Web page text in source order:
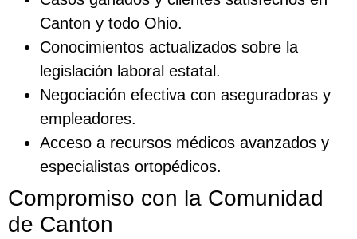
Canton y todo Ohio.
Conocimientos actualizados sobre la
legislación laboral estatal.
Negociación efectiva con aseguradoras y
empleadores.
Acceso a recursos médicos avanzados y
especialistas ortopédicos.
Compromiso con la Comunidad
de Canton